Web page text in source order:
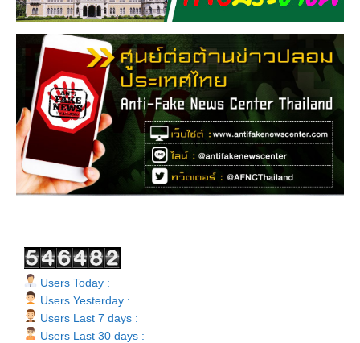
Users Today :
Users Yesterday :
Users Last 7 days :
Users Last 30 days :